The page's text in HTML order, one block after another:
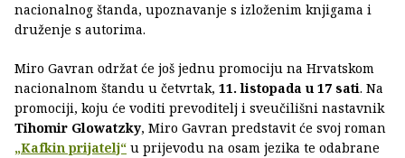
nacionalnog štanda, upoznavanje s izloženim knjigama i
druženje s autorima.
Miro Gavran održat će još jednu promociju na Hrvatskom
nacionalnom štandu u četvrtak, 11. listopada u 17 sati. Na
promociji, koju će voditi prevoditelj i sveučilišni nastavnik
Tihomir Glowatzky, Miro Gavran predstavit će svoj roman
„Kafkin prijatelj“ u prijevodu na osam jezika te odabrane